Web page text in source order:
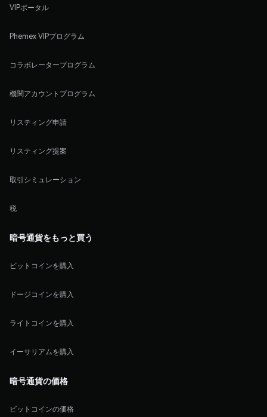
VIPポータル
Phemex VIPプログラム
コラボレータープログラム
機関アカウントプログラム
リスティング申請
リスティング提案
取引シミュレーション
税
暗号通貨をもっと買う
ビットコインを購入
ドージコインを購入
ライトコインを購入
イーサリアムを購入
暗号通貨の価格
ビットコインの価格